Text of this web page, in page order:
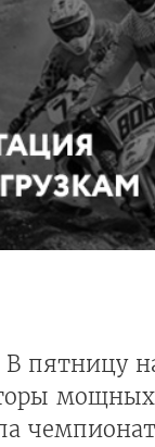
пятницу